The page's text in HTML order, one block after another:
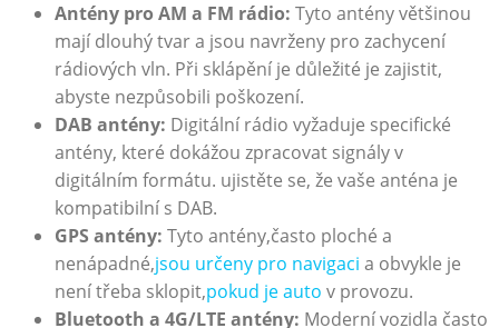
Antény pro ⁢AM a FM rádio: Tyto antény většinou
mají dlouhý⁣ tvar‍ a jsou navrženy pro zachycení
rádiových vln. Při sklápění je důležité⁤ je zajistit,
abyste nezpůsobili poškození.
DAB antény: Digitální⁣ rádio vyžaduje​ specifické
antény, které dokážou zpracovat signály v ​
digitálním formátu. ujistěte se, že vaše⁢ anténa je ​
kompatibilní s DAB.
GPS antény: Tyto antény,často ploché a
⁣nenápadné,jsou⁢ určeny pro navigaci a obvykle je
není třeba⁣ sklopit,pokud je auto v provozu.
Bluetooth a‍ 4G/LTE antény: Moderní vozidla často